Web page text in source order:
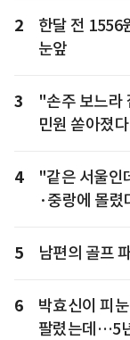
2
한달 전 1556
눈앞
3
"손주 보느라
민원 쏟아졌다
4
"같은 서울인
·중랑에 몰렸
5 남편의 골프
6
박효신이 피
팔렸는데…5